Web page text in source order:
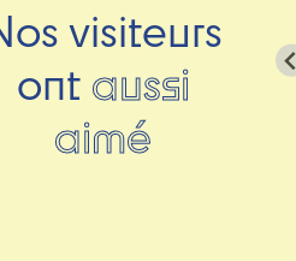
visiteurs
ont aussi
aimé